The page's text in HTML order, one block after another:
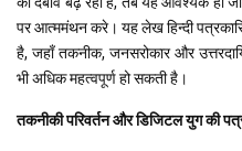
पर आत्ममंथन करे। यह लेख हिन्दी
है, जहाँ तकनीक, जनसरोकार और
भी अधिक महत्वपूर्ण हो सकती है।
तकनीकी परिवर्तन और डिजिटल युग की